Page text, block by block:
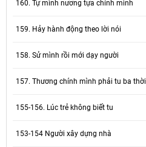
160. Tự mình nương tựa chính mình
159. Hảy hành động theo lời nói
158. Sử mình rồi mới dạy người
157. Thương chính mình phải tu ba thời
155-156. Lúc trẻ không biết tu
153-154 Người xây dựng nhà